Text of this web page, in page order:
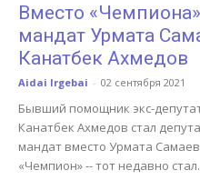
Вместо
мандат Урмата
Канатбек Ахмедов
Aidai Irgebai - 02 сентября 2021
Бывший помощник экс-
Канатбек Ахмедов стал
мандат вместо Урмата
«Чемпион» -- тот недавно